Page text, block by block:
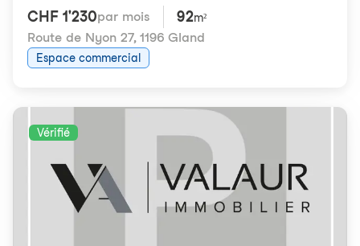
CHF 1'230par mois 92m²
Route de Nyon 27, 1196 Gland
Espace commercial
Vérifié